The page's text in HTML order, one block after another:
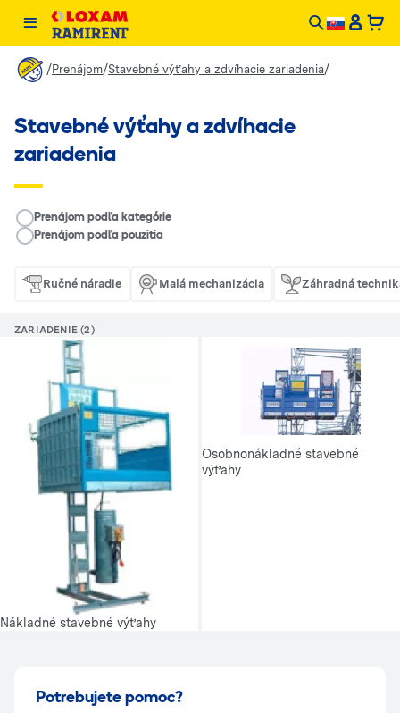
/Prenájom/Stavebné výťahy a zdvíhacie zariadenia/
Stavebné výťahy a zdvíhacie
zariadenia
__RENTAL.LEGEND
Prenájom podľa kategórie
Prenájom podľa pouzitia
Ručné náradie Malá mechanizácia Záhradná
ZARIADENIE (2)
Nákladné stavebné výťahy
Osobnonákladné stavebné
výťahy
Potrebujete pomoc?